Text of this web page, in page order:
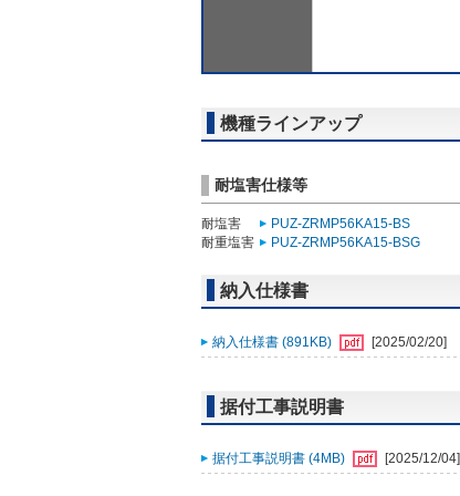
機種ラインアップ
耐塩害仕様等
耐塩害
PUZ-ZRMP56KA15-BS
耐重塩害
PUZ-ZRMP56KA15-BSG
納入仕様書
納入仕様書 (891KB) [2025/02/20]
据付工事説明書
据付工事説明書 (4MB) [2025/12/04]